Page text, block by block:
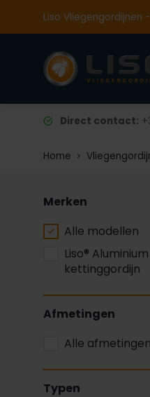
Liso Vliegengordijnen
Direct contact:
Home
Merken
Alle modellen
Liso® Aluminium
kettinggordijn
Afmetingen
Alle afmetingen
Typen